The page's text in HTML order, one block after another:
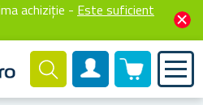
achiziție - Este suficient
Cont client
0 produselor